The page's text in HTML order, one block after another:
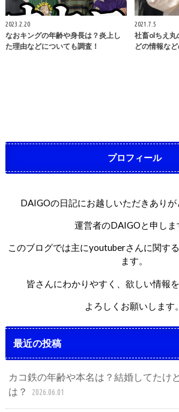
2023.2.20
なおキングの年齢や身長は？炎上し
た理由などについても調査！
2021.7.5
社畜olちえ丸
どの情報な
プロフィール
DAIGOの日記にお越しいただきありが
運営者のDAIGOと申しま
このブログでは主にyoutuberさんに関す
ます。
皆さんにわかりやすく、欲しい情報
よろしくお願いします。
最近の投稿
カコ鉄の年齢や本名は？結婚してたけ
は？
2026.06.01